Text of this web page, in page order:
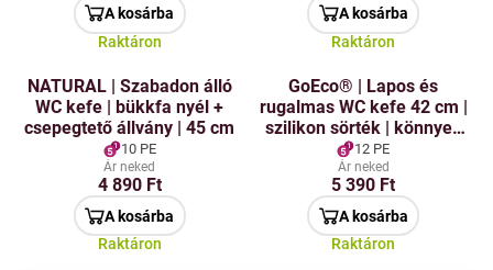
A kosárba
Raktáron
A kosárba
Raktáron
NATURAL | Szabadon álló
WC kefe | bükkfa nyél +
csepegtető állvány | 45 cm
10 PE
Ár neked
4 890 Ft
A kosárba
Raktáron
GoEco® | Lapos és
rugalmas WC kefe 42 cm |
szilikon sörték | könnyen
mosható | zöld
12 PE
Ár neked
5 390 Ft
A kosárba
Raktáron